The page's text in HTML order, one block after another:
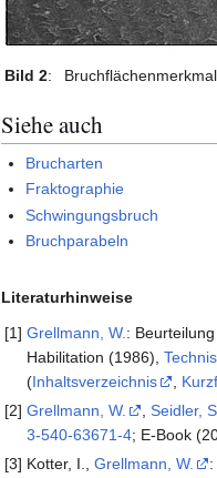
Bild 2:
Siehe auch
Brucharten
Fraktographie
Schwingungsbruch
Bruchparabeln
Literaturhinweise
[1] Grellmann, W. :
Habilitation (1986),
(Inhaltsverzeichnis
[2] Grellmann, W. Seidler, S.
3-540-63671-4; E-Book
[3] Kotter, I., Grellmann, W.